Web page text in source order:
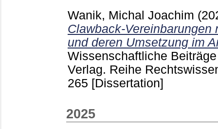
Wanik, Michal Joachim
Clawback-Vereinbarungen
und deren Umsetzung im
Wissenschaftliche
Verlag. Reihe
265 [Dissertation]
2025